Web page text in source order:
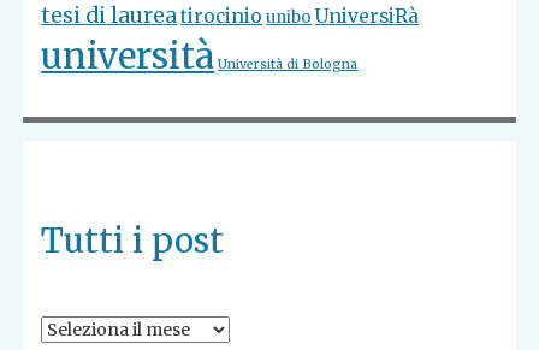
tesi di laureatirocinio unibo UniversiRà
università Università di Bologna
Tutti i post
Tutti